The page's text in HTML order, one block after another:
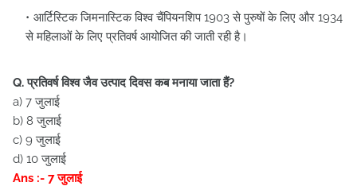
आर्टिस्टिक जिमनास्टिक विश्व चैंपियनशिप 1903 से पुरुषों के लिए और 1934
से महिलाओं के लिए प्रतिवर्ष आयोजित की जाती रही है।
Q. प्रतिवर्ष विश्व जैव उत्पाद दिवस कब मनाया जाता हैं?
a) 7 जुलाई
b) 8 जुलाई
c) 9 जुलाई
d) 10 जुलाई
Ans :- 7 जुलाई